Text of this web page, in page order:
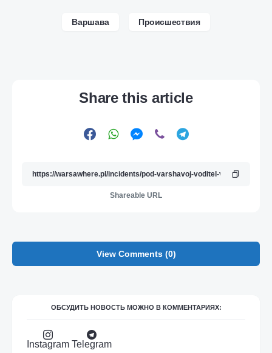
Варшава Происшествия
Share this article
Shareable URL
View Comments (0)
ОБСУДИТЬ НОВОСТЬ МОЖНО В КОММЕНТАРИЯХ:
Instagram Telegram